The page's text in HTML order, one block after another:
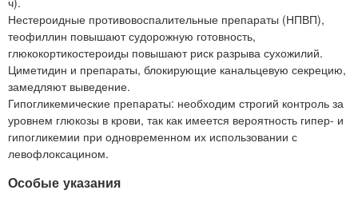
Нестероидные противовоспалительные препараты (НПВП),
теофиллин повышают судорожную готовность,
глюкокортикостероиды повышают риск разрыва сухожилий.
Циметидин и препараты, блокирующие канальцевую секрецию,
замедляют выведение.
Гипогликемические препараты: необходим строгий контроль за
уровнем глюкозы в крови, так как имеется вероятность гипер- и
гипогликемии при одновременном их использовании с
левофлоксацином.
Особые указания